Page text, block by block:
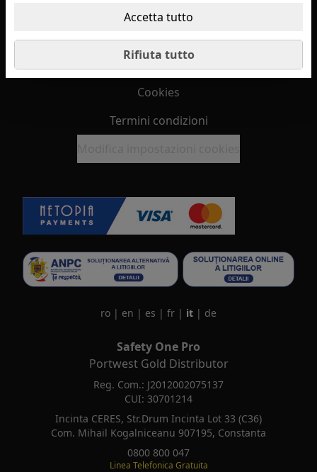
Confidenzialità
Cookies
Termini condizioni
ro | en | es | fr | it | de
Safety One Pro
Portwest Gold Distributor
Reg. Com.: J2012002075137
CUI: 30701214
Incinta CERES, Str.Drum Incinta Lot 33 (C36)
Com. Mihail Kogalniceanu 907195, Constanta
0800 800 047
Linea Telefonica Gratuita
Rifiuta tutto
Accetta tutto